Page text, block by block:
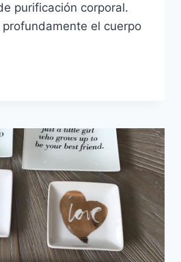
purificación corporal.
el cuerpo